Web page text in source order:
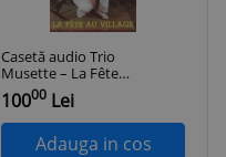
Casetă audio Trio
Musette ‎– La Fête
Au Village (Trio
Musette Vol. 2),
originală
10000 Lei
Adauga in cos